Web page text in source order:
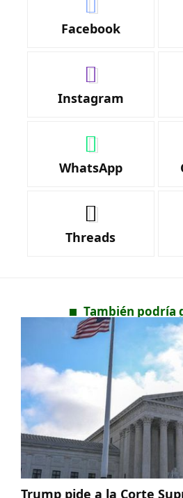
Facebook
Instagram
WhatsApp
Threads
También podría
Trump pide a la Corte